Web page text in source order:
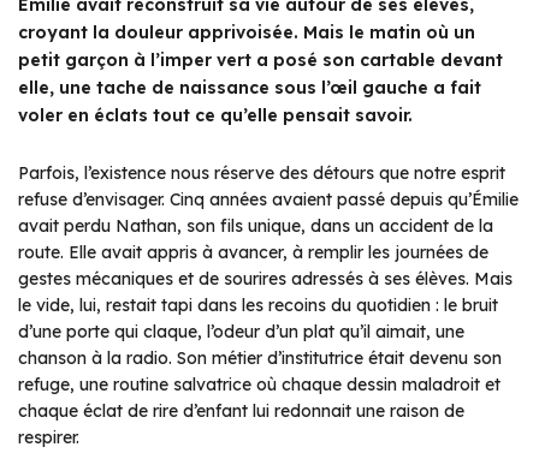
Émilie avait reconstruit sa vie autour de ses élèves,
croyant la douleur apprivoisée. Mais le matin où un
petit garçon à l’imper vert a posé son cartable devant
elle, une tache de naissance sous l’œil gauche a fait
voler en éclats tout ce qu’elle pensait savoir.
Parfois, l’existence nous réserve des détours que notre esprit
refuse d’envisager. Cinq années avaient passé depuis qu’Émilie
avait perdu Nathan, son fils unique, dans un accident de la
route. Elle avait appris à avancer, à remplir les journées de
gestes mécaniques et de sourires adressés à ses élèves. Mais
le vide, lui, restait tapi dans les recoins du quotidien : le bruit
d’une porte qui claque, l’odeur d’un plat qu’il aimait, une
chanson à la radio. Son métier d’institutrice était devenu son
refuge, une routine salvatrice où chaque dessin maladroit et
chaque éclat de rire d’enfant lui redonnait une raison de
respirer.